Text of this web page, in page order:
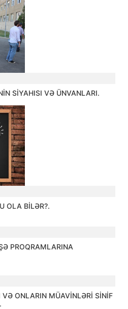
SİYAHISI VƏ ÜNVANLARI.
OLA BİLƏR?.
PROQRAMLARINA
ONLARIN MÜAVİNLƏRİ SİNİF